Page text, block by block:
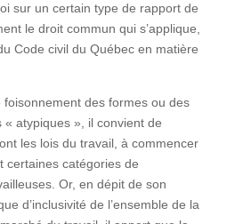
sur un certain type de rapport de
le droit commun qui s’applique,
Code civil du Québec en matière
foisonnement des formes ou des
« atypiques », il convient de
les lois du travail, à commencer
certaines catégories de
Or, en dépit de son
d’inclusivité de l’ensemble de la